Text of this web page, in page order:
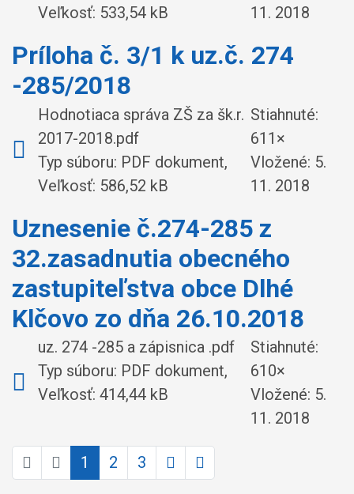
Veľkosť: 533,54 kB
11. 2018
Príloha č. 3/1 k uz.č. 274
-285/2018
Hodnotiaca správa ZŠ za šk.r.
2017-2018.pdf
Typ súboru: PDF dokument,
Veľkosť: 586,52 kB
Stiahnuté:
611×
Vložené: 5.
11. 2018
Uznesenie č.274-285 z
32.zasadnutia obecného
zastupiteľstva obce Dlhé
Klčovo zo dňa 26.10.2018
uz. 274 -285 a zápisnica .pdf
Typ súboru: PDF dokument,
Veľkosť: 414,44 kB
Stiahnuté:
610×
Vložené: 5.
11. 2018
1 2 3